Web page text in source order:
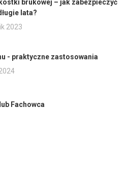
brukowej – jak zabezpieczyć
lata?
2023
- praktyczne zastosowania
Fachowca